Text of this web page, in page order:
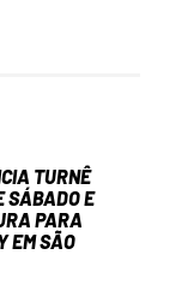
TURNÊ
SÁBADO E
PARA
EM SÃO